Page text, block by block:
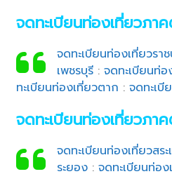
จดทะเบียนท่องเที่ยวภา
จดทะเบียนท่องเที่ยวรา
เพชรบุรี: จดทะเบียนท่อ
ทะเบียนท่องเที่ยวตาก :จดทะเ
จดทะเบียนท่องเที่ยวภา
จดทะเบียนท่องเที่ยวสร
ระยอง: จดทะเบียนท่อ